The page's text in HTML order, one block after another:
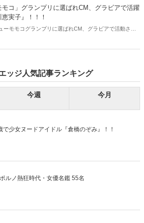
す。しかも、この二人には年齢以外の共通点もありま
と誰でしょうか？
モコ」グランプリに選ばれCM、グラビアで活躍
実子』！！！
ーモモコグランプリに選ばれCM、グラビアで活動され
実子さん。2010年3月頃まではラジオDJを担当されてい
ッジ人気記事ランキング
今週 今月
で少女ヌードアイドル『倉橋のぞみ』！！
ルノ熱狂時代・女優名鑑 55名